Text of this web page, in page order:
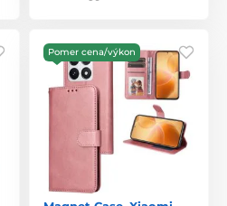
Pomer cena/výkon